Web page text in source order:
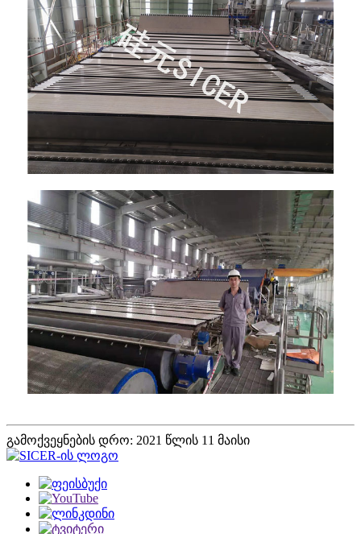
გამოქვეყნების დრო: 2021 წლის 11 მაისი